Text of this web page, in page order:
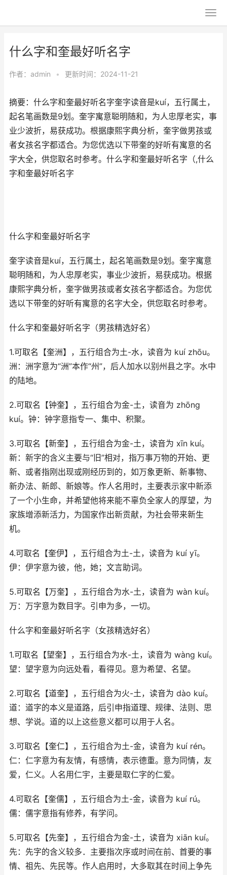
什么字和奎最好听名字
作者： admin • 更新时间：2024-11-21
摘要：什么字和奎最好听名字奎字读音是kuí，五行属土，
起名笔画数是9划。奎字寓意聪明随和，为人忠厚老实，事
业少波折，易获成功。根据康熙字典分析，奎字做男孩或
者女孩名字都适合。为您优选以下带奎的好听有寓意的名
字大全，供您取名时参考。什么字和奎最好听名字（,什么
字和奎最好听名字
什么字和奎最好听名字
奎字读音是kuí，五行属土，起名笔画数是9划。奎字寓意
聪明随和，为人忠厚老实，事业少波折，易获成功。根据
康熙字典分析，奎字做男孩或者女孩名字都适合。为您优
选以下带奎的好听有寓意的名字大全，供您取名时参考。
什么字和奎最好听名字（男孩精选好名）
1.可取名【奎洲】，五行组合为土-水，读音为 kuí zhōu。
洲：洲字意为“洲”本作“州”，后人加水以别州县之字。水中
的陆地。
2.可取名【钟奎】，五行组合为金-土，读音为 zhōng
kuí。钟：钟字意指专一、集中、积聚。
3.可取名【新奎】，五行组合为金-土，读音为 xīn kuí。
新：新字的含义主要与“旧”相对，指万事万物的开始、更
新、或者指刚出现或刚经历到的，如万象更新、新事物、
新办法、新郎、新娘等。作人名用时，主要表示家中新添
了一个小生命，并希望他将来能不辜负全家人的厚望，为
家族增添新活力，为国家作出新贡献，为社会带来新生
机。
4.可取名【奎伊】，五行组合为土-土，读音为 kuí yī。
伊：伊字意为彼，他，她；文言助词。
5.可取名【万奎】，五行组合为水-土，读音为 wàn kuí。
万：万字意为数目字。引申为多，一切。
什么字和奎最好听名字（女孩精选好名）
1.可取名【望奎】，五行组合为水-土，读音为 wàng kuí。
望：望字意为向远处看，看得见。意为希望、名望。
2.可取名【道奎】，五行组合为火-土，读音为 dào kuí。
道：道字的本义是道路，后引申指道理、规律、法则、思
想、学说。道的以上这些意义都可以用于人名。
3.可取名【奎仁】，五行组合为土-金，读音为 kuí rén。
仁：仁字意为有友情，有感情，表示德重。意为同情，友
爱，仁义。人名用仁宇，主要是取仁字的仁爱。
4.可取名【奎儒】，五行组合为土-金，读音为 kuí rú。
儒：儒字意指有修养，有学问。
5.可取名【先奎】，五行组合为金-土，读音为 xiān kuí。
先：先字的含义较多．主要指次序或时间在前、首要的事
情、祖先、先民等。作人启用时，大多取其在时间上争先